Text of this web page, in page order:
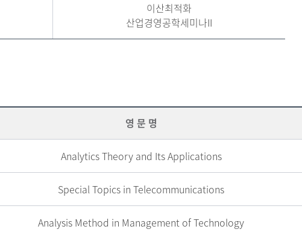
이산최적화
산업경영공학세미나II
영 문 명
Analytics Theory and Its Applications
Special Topics in Telecommunications
Analysis Method in Management of Technology